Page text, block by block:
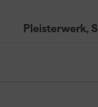
Pleisterwerk,